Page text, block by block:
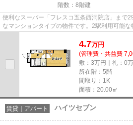
階数：8階建
便利なスーパー「フレスコ五条西洞院店」まで
なマンションタイプの物件です。2駅利用可能
4.7万円
(管理費・共益費
敷：3万円｜礼：0
所在階：5階
間取り：1K
面積：20.00㎡
賃貸｜アパート ハイツセブン